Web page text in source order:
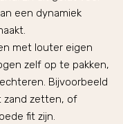
een dynamiek
met louter eigen
zelf op te pakken,
Bijvoorbeeld
zand zetten, of
fit zijn.